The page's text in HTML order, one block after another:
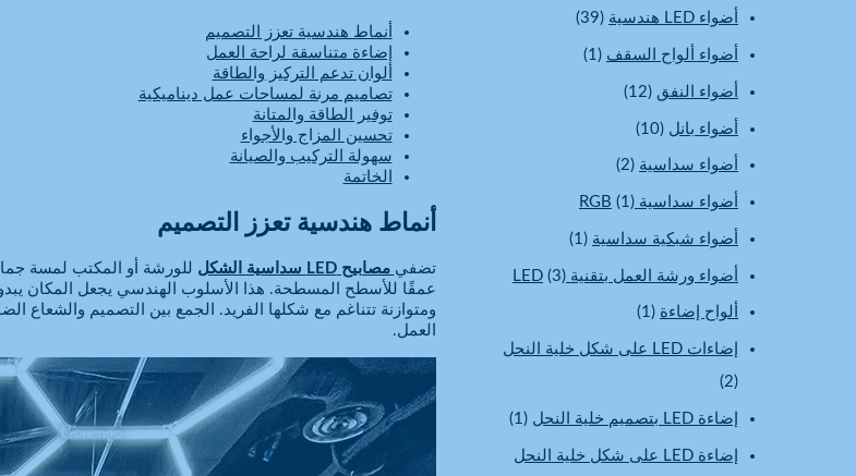
أضواء LED هندسية (39)
أضواء ألواح السقف (1)
أضواء النفق (12)
أضواء بانل (10)
أضواء سداسية (2)
أضواء سداسية RGB (1)
أضواء شبكية سداسية (1)
أضواء ورشة العمل بتقنية LED (3)
ألواح إضاءة (1)
إضاءات LED على شكل خلية النحل
(2)
إضاءة LED بتصميم خلية النحل (1)
إضاءة LED على شكل خلية النحل
أنماط هندسية تعزز التصميم
إضاءة متناسقة لراحة العمل
ألوان تدعم التركيز والطاقة
تصاميم مرنة لمساحات عمل ديناميكية
توفير الطاقة والمتانة
تحسين المزاج والأجواء
سهولة التركيب والصيانة
الخاتمة
أنماط هندسية تعزز التصميم
تضفي مصابيح LED سداسية الشكل
للورشة أو المكتب لمسة
عمقًا للأسطح المسطحة. هذا الأسلوب الهندسي يجعل المكان يبدو
ومتوازنة تتناغم مع شكلها الفريد. الجمع بين التصميم والشعاع
العمل.